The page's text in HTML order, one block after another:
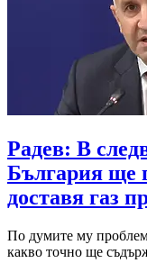
Радев: В
България ще
доставя газ
По думите му
какво точно ще